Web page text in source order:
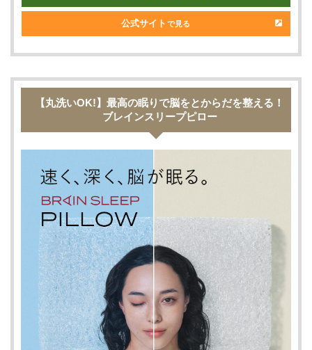
公式サイト で見る
【丸洗いOK!】最高の眠りで脳をとからだを整える！
ブレインスリープピロー